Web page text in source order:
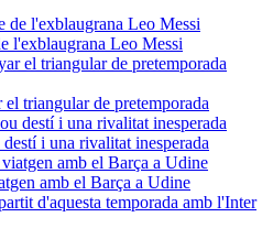
l'exblaugrana Leo Messi
triangular de pretemporada
i una rivalitat inesperada
amb el Barça a Udine